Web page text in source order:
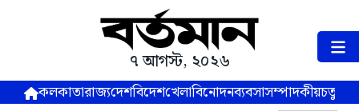
৭ আগস্ট, ২০২৬
কলকাতারাজ্যদেশবিদেশখেলাবিনোদনব্যবসাসম্পাদকীয়